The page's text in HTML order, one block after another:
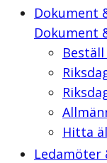
Dokument
Dokument
Hitta